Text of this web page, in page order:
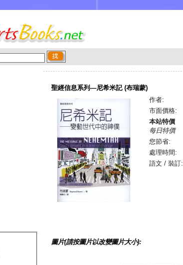
聖經信息系列—尼希米記 (布瑞蒙)
作者:
市面價格:
本站特價
每日特價
您節省:
處理時間:
語文 / 裝訂:
圖片(請按圖片以改變圖片大小):